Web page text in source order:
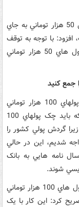
رئيس کل بانک مرکزي با بيان اينکه چاپ اسکناس 50 هزار توماني به جاي
افزود: با توجه به توقف
انتشار اسکناس درشت، برنامه جمع آوري چک پول هاي 50 هزار توماني
وي با اشاره به جمع آوري و پشت نويسي چک پولهاي 100 هزار توماني
گفت: پيش از اين بانک مرکزي عنوان مي کرد که بايد چک پولهاي 100
گردش پولي کشور را
شديم، اين در حالي
نامه هايي به بانک
شوند.
بهمني با تاکيد بر اينکه در حال حاضر عملا چک پول هاي 100 هزار توماني
کرد: اين کار با يک